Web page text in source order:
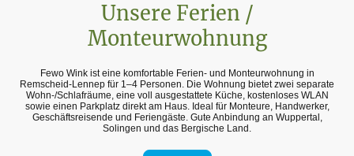
Unsere Ferien /
Monteurwohnung
Fewo Wink ist eine komfortable Ferien- und Monteurwohnung in
Remscheid-Lennep für 1–4 Personen. Die Wohnung bietet zwei separate
Wohn-/Schlafräume, eine voll ausgestattete Küche, kostenloses WLAN
sowie einen Parkplatz direkt am Haus. Ideal für Monteure, Handwerker,
Geschäftsreisende und Feriengäste. Gute Anbindung an Wuppertal,
Solingen und das Bergische Land.